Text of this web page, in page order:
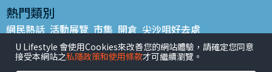
熱門類別
網民熱話 活動展覽 市集 開倉 尖沙咀好去處
銅鑼灣好去處 元朗好去處 荃灣好去處 旺角好去處 社會
餐廳情報 戶外郊遊
U Lifestyle 會使用Cookies來改善您的網站體驗，請確定您同意
接受本網站之私隱政策和使用條款才可繼續瀏覽。